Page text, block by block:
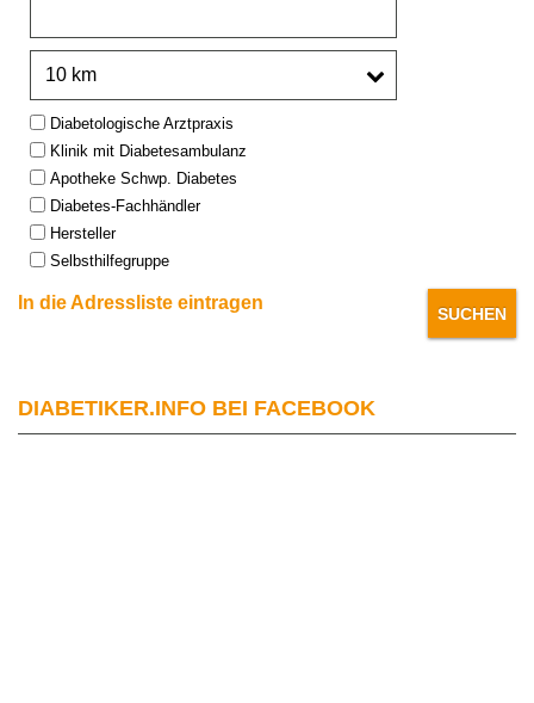
Type:Diabetologische Arztpraxis
Klinik mit Diabetesambulanz
Apotheke Schwp. Diabetes
Diabetes-Fachhändler
Hersteller
Selbsthilfegruppe
In die Adressliste eintragen
DIABETIKER.INFO BEI FACEBOOK